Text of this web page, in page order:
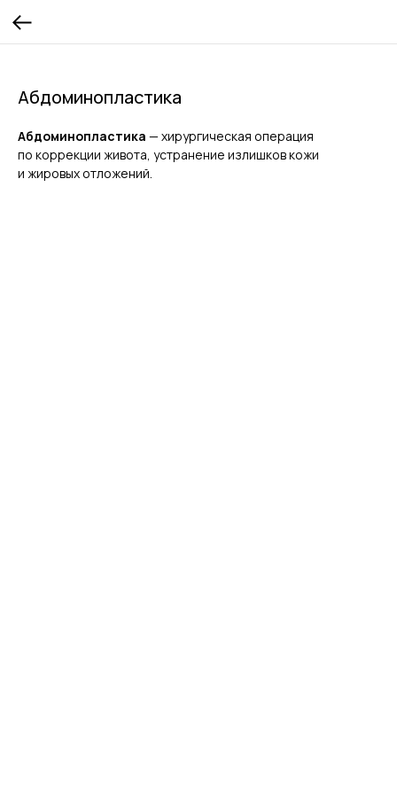
Абдоминопластика
Абдоминопластика — хирургическая операция
по коррекции живота, устранение излишков кожи
и жировых отложений.